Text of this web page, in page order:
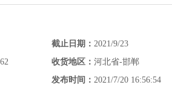
截止日期： 2021/9/23
收货地区： 河北省-邯郸
发布时间： 2021/7/20 16:56:54